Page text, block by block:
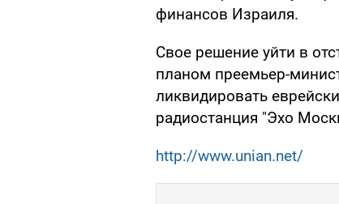
финансов Израиля.
Свое решение уйти в
планом преемьер-
ликвидировать
радиостанция "Эхо
http://www.unian.net/